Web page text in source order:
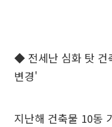
◆ 전세난 심화 탓 건
변경'
지난해 건축물 10동